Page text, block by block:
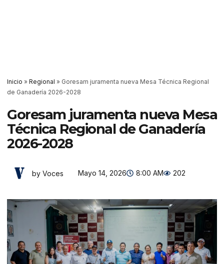
Inicio » Regional » Goresam juramenta nueva Mesa Técnica Regional
de Ganadería 2026-2028
Goresam juramenta nueva Mesa
Técnica Regional de Ganadería
2026-2028
by Voces Mayo 14, 2026 8:00 AM 202